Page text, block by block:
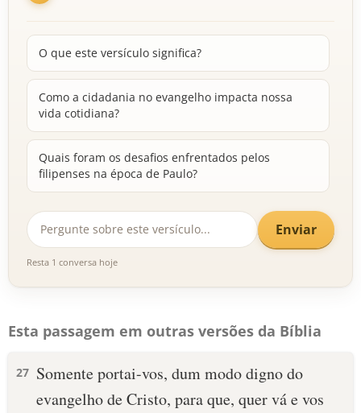
O que este versículo significa?
Como a cidadania no evangelho impacta nossa
vida cotidiana?
Quais foram os desafios enfrentados pelos
filipenses na época de Paulo?
Enviar
Resta 1 conversa hoje
Esta passagem em outras versões da Bíblia
27 Somente portai-vos, dum modo digno do
evangelho de Cristo, para que, quer vá e vos